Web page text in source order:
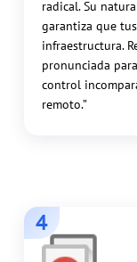
radical. Su
garantiza que
infraestructura.
pronunciada
control
remoto.”
4